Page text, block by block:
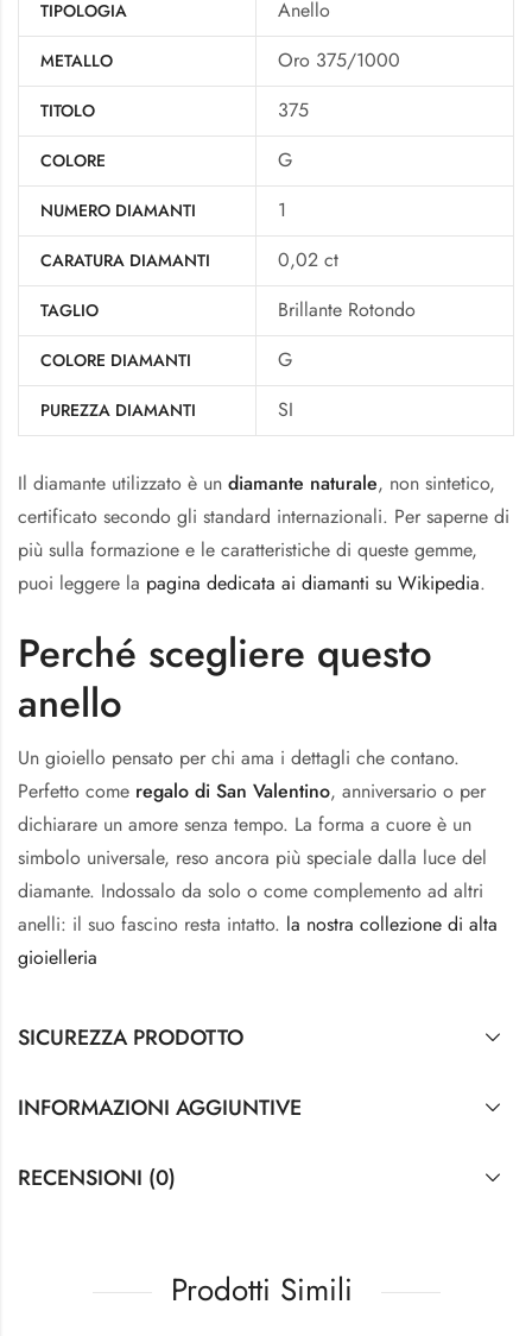
TIPOLOGIA Anello
METALLO Oro 375/1000
TITOLO 375
COLORE G
NUMERO DIAMANTI 1
CARATURA DIAMANTI 0,02 ct
TAGLIO Brillante Rotondo
COLORE DIAMANTI G
PUREZZA DIAMANTI SI
Il diamante utilizzato è un diamante naturale, non sintetico,
certificato secondo gli standard internazionali. Per saperne di
più sulla formazione e le caratteristiche di queste gemme,
puoi leggere la pagina dedicata ai diamanti su Wikipedia.
Perché scegliere questo
anello
Un gioiello pensato per chi ama i dettagli che contano.
Perfetto come regalo di San Valentino, anniversario o per
dichiarare un amore senza tempo. La forma a cuore è un
simbolo universale, reso ancora più speciale dalla luce del
diamante. Indossalo da solo o come complemento ad altri
anelli: il suo fascino resta intatto. la nostra collezione di alta
gioielleria
SICUREZZA PRODOTTO
INFORMAZIONI AGGIUNTIVE
RECENSIONI (0)
Prodotti Simili